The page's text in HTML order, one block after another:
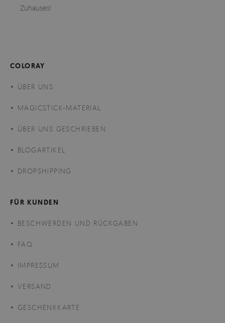
Zuhauses!
COLORAY
ÜBER UNS
MAGICSTICK-MATERIAL
ÜBER UNS GESCHRIEBEN
BLOGARTIKEL
DROPSHIPPING
FÜR KUNDEN
BESCHWERDEN UND RÜCKGABEN
FAQ
IMPRESSUM
VERSAND
GESCHENKKARTE